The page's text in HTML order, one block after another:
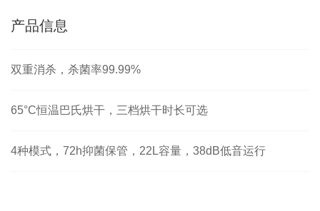
产品信息
双重消杀，杀菌率99.99%
65°C恒温巴氏烘干，三档烘干时长可选
4种模式，72h抑菌保管，22L容量，38dB低音运行